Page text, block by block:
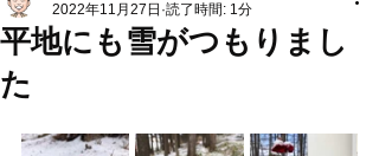
平地にも雪がつもりまし
た
2022年11月27日 読了時間: 1分